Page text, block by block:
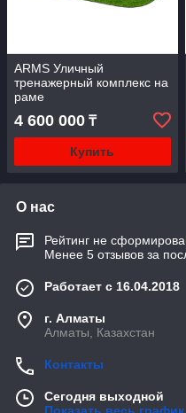
ARMS Уличный
тренажерный комплекс на
раме
4 600 000 ₸
Купить
О нас
Рейтинг не
Менее 5 отзывов за
Работает с 16.04.2018
г. Алматы
Алматы, Казахстан
Контакты
Сегодня выходной